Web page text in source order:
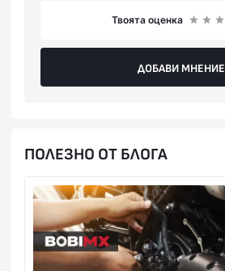
Твоята оценка
ДОБАВИ МНЕНИЕ
ПОЛЕЗНО ОТ БЛОГА